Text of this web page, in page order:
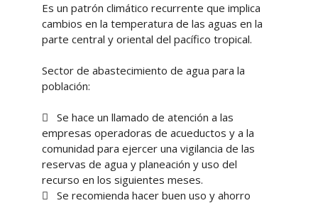
Es un patrón climático recurrente que implica
cambios en la temperatura de las aguas en la
parte central y oriental del pacífico tropical.
Sector de abastecimiento de agua para la
población:
 Se hace un llamado de atención a las
empresas operadoras de acueductos y a la
comunidad para ejercer una vigilancia de las
reservas de agua y planeación y uso del
recurso en los siguientes meses.
 Se recomienda hacer buen uso y ahorro